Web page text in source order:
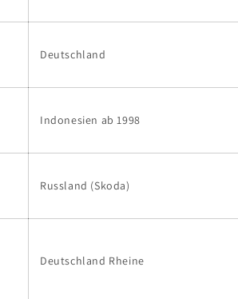
Deutschland
Indonesien ab 1998
Russland (Skoda)
Deutschland Rheine